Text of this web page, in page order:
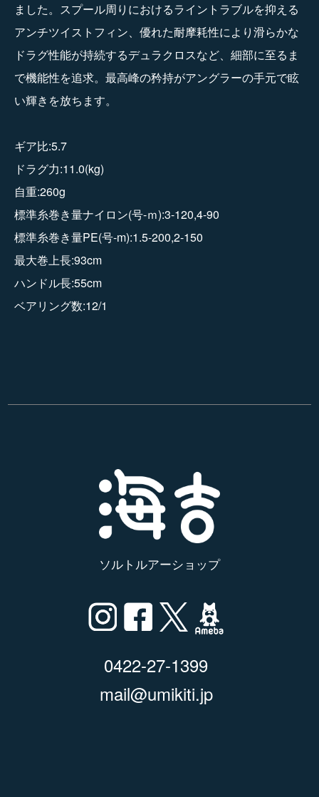
ました。スプール周りにおけるライントラブルを抑える
アンチツイストフィン、優れた耐摩耗性により滑らかな
ドラグ性能が持続するデュラクロスなど、細部に至るま
で機能性を追求。最高峰の矜持がアングラーの手元で眩
い輝きを放ちます。
ギア比:5.7
ドラグ力:11.0(kg)
自重:260g
標準糸巻き量ナイロン(号-ｍ):3-120,4-90
標準糸巻き量PE(号-m):1.5-200,2-150
最大巻上長:93cm
ハンドル長:55cm
ベアリング数:12/1
ソルトルアーショップ
0422-27-1399
mail@umikiti.jp